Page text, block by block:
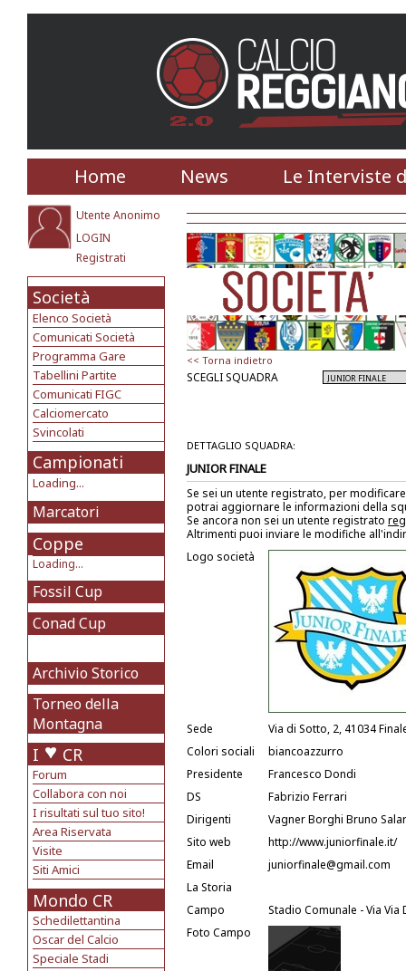
Home News Le Interviste
Utente Anonimo
LOGIN
Registrati
Società
Elenco Società
Comunicati Società
Programma Gare
Tabellini Partite
Comunicati FIGC
Calciomercato
Svincolati
Campionati
Loading...
Marcatori
Coppe
Loading...
Fossil Cup
Conad Cup
Archivio Storico
Torneo della
Montagna
I CR
Forum
Collabora con noi
I risultati sul tuo sito!
Area Riservata
Visite
Siti Amici
Mondo CR
Schedilettantina
Oscar del Calcio
Speciale Stadi
<< Torna indietro
SCEGLI SQUADRA
DETTAGLIO SQUADRA:
JUNIOR FINALE
Se sei un utente registrato, per
potrai aggiornare le informazioni della
Se ancora non sei un utente registrato
Altrimenti puoi inviare le modifiche
Logo società
Sede
Via di Sotto, 2, 41034
Colori sociali
biancoazzurro
Presidente
Francesco Dondi
DS
Fabrizio Ferrari
Dirigenti
Vagner Borghi Bruno
Sito web
http://www.juniorfinale.it/
Email
juniorfinale@gmail.com
La Storia
Campo
Stadio Comunale - Via Via
Foto Campo